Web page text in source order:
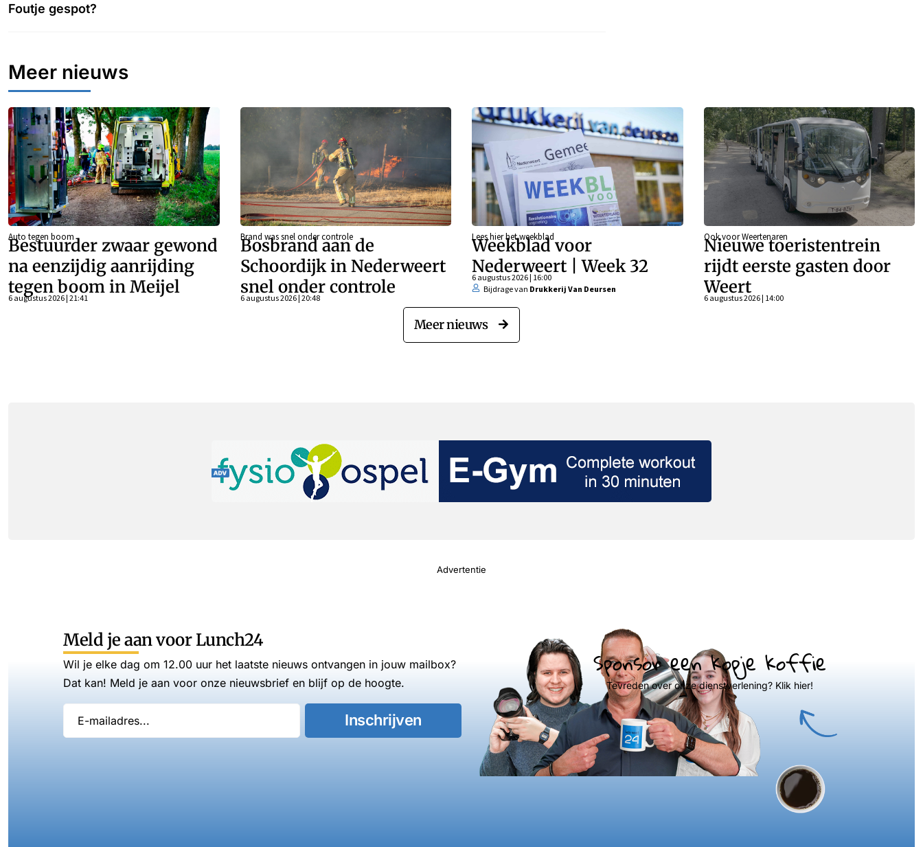
Foutje gespot?
Meer nieuws
Auto tegen boom
Bestuurder zwaar gewond
na eenzijdig aanrijding
tegen boom in Meijel
6 augustus 2026 | 21:41
Brand was snel onder controle
Bosbrand aan de
Schoordijk in Nederweert
snel onder controle
6 augustus 2026 | 20:48
Lees hier het weekblad
Weekblad voor
Nederweert | Week 32
6 augustus 2026 | 16:00
Bijdrage van Drukkerij Van Deursen
Ook voor Weertenaren
Nieuwe toeristentrein
rijdt eerste gasten door
Weert
6 augustus 2026 | 14:00
Meer nieuws
Advertentie
Meld je aan voor Lunch24
Wil je elke dag om 12.00 uur het laatste nieuws ontvangen in jouw mailbox?
Dat kan! Meld je aan voor onze nieuwsbrief en blijf op de hoogte.
Inschrijven
Sponsor een kopje koffie
Tevreden over onze dienstverlening? Klik hier!